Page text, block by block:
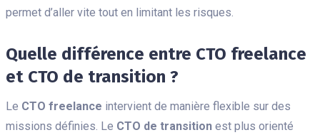
permet d’aller vite tout en limitant les risques.
Quelle différence entre CTO freelance
et CTO de transition ?
Le CTO freelance intervient de manière flexible sur des
missions définies. Le CTO de transition est plus orienté